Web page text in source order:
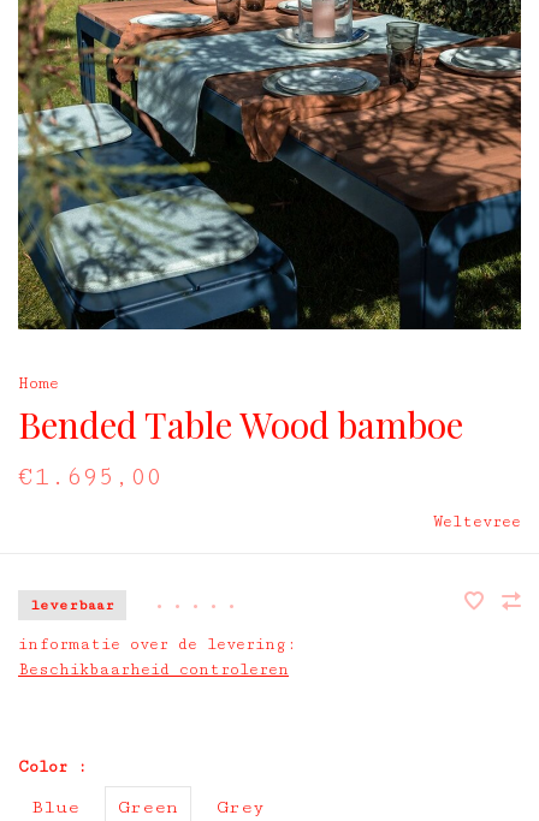
Home
Bended Table Wood bamboe
€1.695,00
Weltevree
leverbaar • • • • •
informatie over de levering:
Beschikbaarheid controleren
Color :
Blue Green Grey